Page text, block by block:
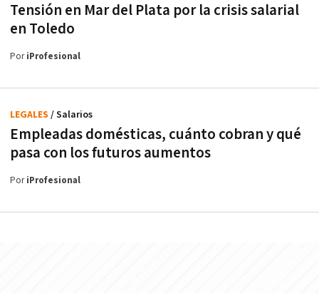
Tensión en Mar del Plata por la crisis salarial
en Toledo
PoriProfesional
Empleadas domésticas, cuánto cobran y qué
pasa con los futuros aumentos
LEGALES / Salarios
PoriProfesional